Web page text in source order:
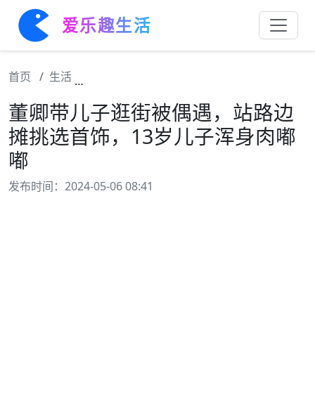
爱乐趣生活
首页 生活
董卿带儿子逛街被偶遇，站路边
摊挑选首饰，13岁儿子浑身肉嘟
嘟
发布时间：2024-05-06 08:41